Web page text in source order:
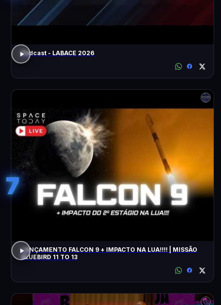
Podcast - LABACE 2026
7
LANÇAMENTO FALCON 9 + IMPACTO NA LUA!!!! | MISSÃO
BLUEBIRD 11 TO 13